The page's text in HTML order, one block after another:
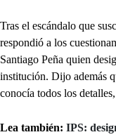
Tras el escándalo que
respondió a los
Santiago Peña quien
institución. Dijo además
conocía todos los
Lea también: IPS: